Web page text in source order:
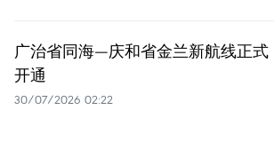
广治省同海—庆和省金兰新航线正式
开通
30/07/2026 02:22